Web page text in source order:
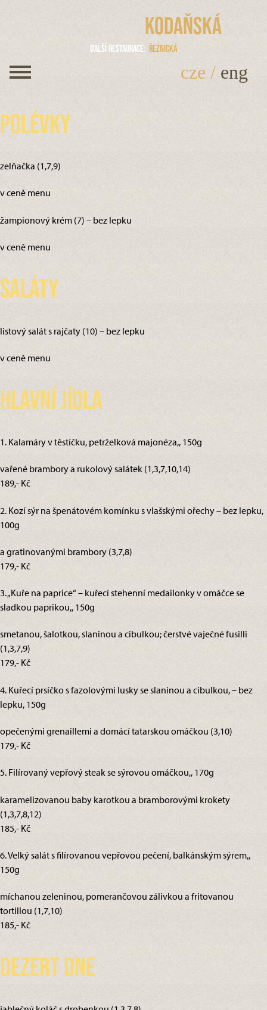
Kodaňská
Další restaurace Řeznická
cze / eng
Polévky
zelňačka (1,7,9)
v ceně menu
žampionový krém (7) – bez lepku
v ceně menu
Saláty
listový salát s rajčaty (10) – bez lepku
v ceně menu
Hlavní jídla
1. Kalamáry v těstíčku, petrželková majonéza,, 150g
vařené brambory a rukolový salátek (1,3,7,10,14)
189,- Kč
2. Kozí sýr na špenátovém komínku s vlašskými ořechy – bez lepku,
100g
a gratinovanými brambory (3,7,8)
179,- Kč
3. „Kuře na paprice“ – kuřecí stehenní medailonky v omáčce se
sladkou paprikou,, 150g
smetanou, šalotkou, slaninou a cibulkou; čerstvé vaječné fusilli
(1,3,7,9)
179,- Kč
4. Kuřecí prsíčko s fazolovými lusky se slaninou a cibulkou, – bez
lepku, 150g
opečenými grenaillemi a domácí tatarskou omáčkou (3,10)
179,- Kč
5. Filírovaný vepřový steak se sýrovou omáčkou,, 170g
karamelizovanou baby karotkou a bramborovými krokety
(1,3,7,8,12)
185,- Kč
6. Velký salát s filírovanou vepřovou pečení, balkánským sýrem,,
150g
míchanou zeleninou, pomerančovou zálivkou a fritovanou
tortillou (1,7,10)
185,- Kč
Dezert dne